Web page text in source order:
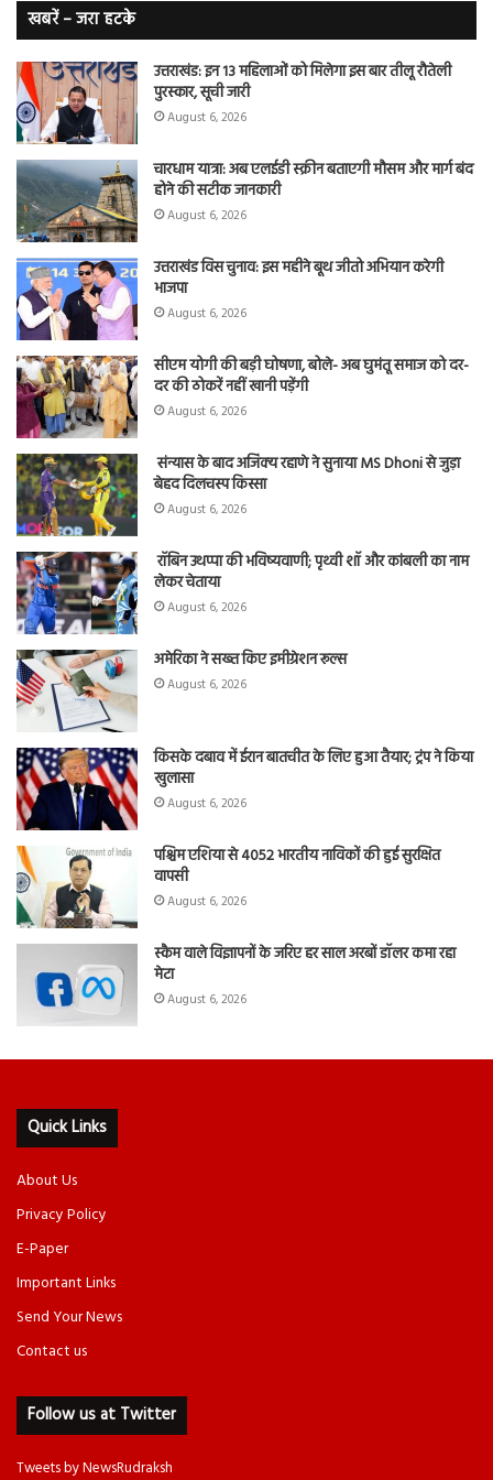
कैंसर का
शिकार
खबरें – जरा हटके
उत्तराखंड: इन 13 महिलाओं को मिलेगा इस बार तीलू रौतेली
पुरस्कार, सूची जारी
August 6, 2026
चारधाम यात्रा: अब एलईडी स्क्रीन बताएगी मौसम और मार्ग बंद
होने की सटीक जानकारी
August 6, 2026
उत्तराखंड विस चुनाव: इस महीने बूथ जीतो अभियान करेगी
भाजपा
August 6, 2026
सीएम योगी की बड़ी घोषणा, बोले- अब घुमंतू समाज को दर-
दर की ठोकरें नहीं खानी पड़ेंगी
August 6, 2026
संन्यास के बाद अजिंक्‍य रहाणे ने सुनाया MS Dhoni से जुड़ा
बेहद दिलचस्प किस्सा
August 6, 2026
रॉबिन उथप्पा की भविष्यवाणी; पृथ्वी शॉ और कांबली का नाम
लेकर चेताया
August 6, 2026
अमेरिका ने सख्त किए इमीग्रेशन रूल्स
August 6, 2026
किसके दबाव में ईरान बातचीत के लिए हुआ तैयार; ट्रंप ने किया
खुलासा
August 6, 2026
पश्चिम एशिया से 4052 भारतीय नाविकों की हुई सुरक्षित
वापसी
August 6, 2026
स्कैम वाले विज्ञापनों के जरिए हर साल अरबों डॉलर कमा रहा
मेटा
August 6, 2026
Quick Links
About Us
Privacy Policy
E-Paper
Important Links
Send Your News
Contact us
Follow us at Twitter
Tweets by NewsRudraksh